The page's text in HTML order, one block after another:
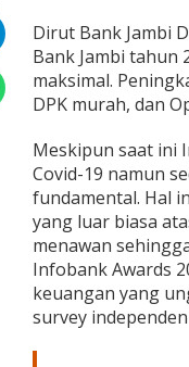
e
b
a
i
2
2
B
a
n
k
P
e
m
b
Dirut Bank Jambi
Bank Jambi tahun
maksimal.
DPK murah, dan
Meskipun saat ini
Covid-19 namun
fundamental. Hal
yang luar biasa
menawan
Infobank Awards
keuangan yang
survey